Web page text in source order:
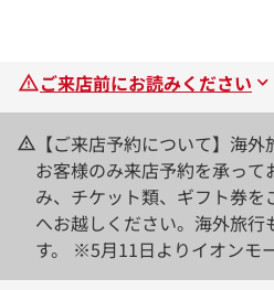
ご来店前にお読みください
【ご来店予約について】海
お客様のみ来店予約を承って
み、チケット類、ギフト券
へお越しください。海外旅
す。 ※5月11日よりイオンモ
0:00開店となります。